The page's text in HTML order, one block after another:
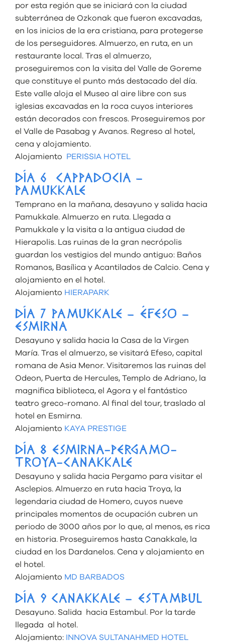
por esta región que se iniciará con la ciudad
subterránea de Ozkonak que fueron excavadas,
en los inicios de la era cristiana, para protegerse
de los perseguidores. Almuerzo, en ruta, en un
restaurante local. Tras el almuerzo,
proseguiremos con la visita del Valle de Goreme
que constituye el punto más destacado del día.
Este valle aloja el Museo al aire libre con sus
iglesias excavadas en la roca cuyos interiores
están decorados con frescos. Proseguiremos por
el Valle de Pasabag y Avanos. Regreso al hotel,
cena y alojamiento.
Alojamiento PERISSIA HOTEL
DÍA 6 CAPPADOCIA –
PAMUKKALE
Temprano en la mañana, desayuno y salida hacia
Pamukkale. Almuerzo en ruta. Llegada a
Pamukkale y la visita a la antigua ciudad de
Hierapolis. Las ruinas de la gran necrópolis
guardan los vestigios del mundo antiguo: Baños
Romanos, Basílica y Acantilados de Calcio. Cena y
alojamiento en el hotel.
Alojamiento HIERAPARK
DÍA 7 PAMUKKALE – ÉFESO –
ESMIRNA
Desayuno y salida hacia la Casa de la Virgen
María. Tras el almuerzo, se visitará Efeso, capital
romana de Asia Menor. Visitaremos las ruinas del
Odeon, Puerta de Hercules, Templo de Adriano, la
magnifica biblioteca, el Agora y el fantástico
teatro greco-romano. Al final del tour, traslado al
hotel en Esmirna.
Alojamiento KAYA PRESTIGE
DÍA 8 ESMIRNA-PERGAMO-
TROYA-CANAKKALE
Desayuno y salida hacia Pergamo para visitar el
Asclepios. Almuerzo en ruta hacia Troya, la
legendaria ciudad de Homero, cuyos nueve
principales momentos de ocupación cubren un
periodo de 3000 años por lo que, al menos, es rica
en historia. Proseguiremos hasta Canakkale, la
ciudad en los Dardanelos. Cena y alojamiento en
el hotel.
Alojamiento MD BARBADOS
DÍA 9 CANAKKALE – ESTAMBUL
Desayuno. Salida hacia Estambul. Por la tarde
llegada al hotel.
Alojamiento: INNOVA SULTANAHMED HOTEL